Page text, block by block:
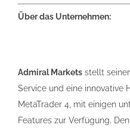
Über das Unternehmen:
Admiral Markets stellt
Service und eine innovative
MetaTrader 4, mit einigen
Features zur Verfügung.